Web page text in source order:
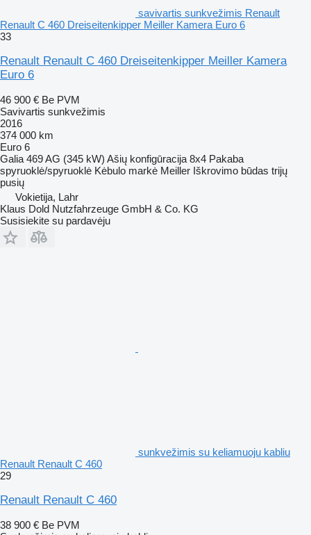
savivartis sunkvežimis Renault
Renault C 460 Dreiseitenkipper Meiller Kamera Euro 6
33
Renault Renault C 460 Dreiseitenkipper Meiller Kamera
Euro 6
46 900 € Be PVM
Savivartis sunkvežimis
2016
374 000 km
Euro 6
Galia 469 AG (345 kW) Ašių konfigūracija 8x4 Pakaba
spyruoklė/spyruoklė Kėbulo markė Meiller Iškrovimo būdas trijų
pusių
Vokietija, Lahr
Klaus Dold Nutzfahrzeuge GmbH & Co. KG
Susisiekite su pardavėju
sunkvežimis su keliamuoju kabliu
Renault Renault C 460
29
Renault Renault C 460
38 900 € Be PVM